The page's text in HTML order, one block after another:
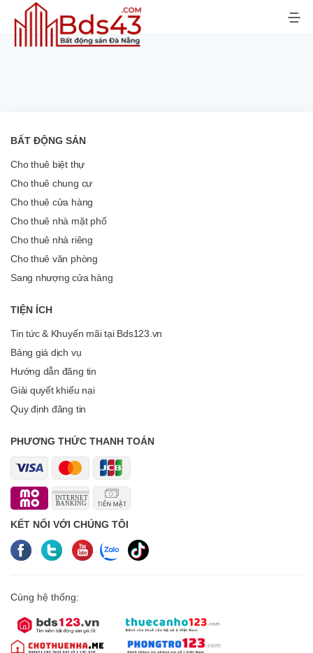
qua
BẤT ĐỘNG SẢN
Cho thuê biệt thự
Cho thuê chung cư
Cho thuê cửa hàng
Cho thuê nhà mặt phố
Cho thuê nhà riêng
Cho thuê văn phòng
Sang nhượng cửa hàng
TIỆN ÍCH
Tin tức & Khuyến mãi tại Bds123.vn
Bảng giá dịch vụ
Hướng dẫn đăng tin
Giải quyết khiếu nại
Quy định đăng tin
PHƯƠNG THỨC THANH TOÁN
KẾT NỐI VỚI CHÚNG TÔI
Cùng hệ thống: